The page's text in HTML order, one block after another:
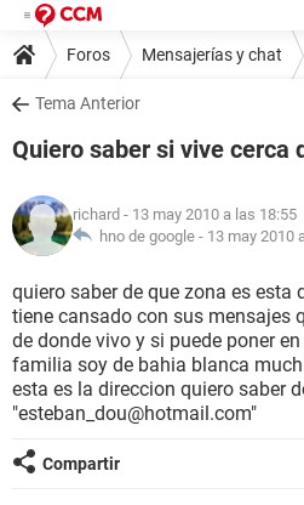
Foros Mensajerías y chat
Tema Anterior
Quiero saber si vive cerca
richard - 13 may 2010 a las 18:55
hno de google - 13 may 2010
quiero saber de que zona es esta
tiene cansado con sus mensajes
de donde vivo y si puede poner
familia soy de bahia blanca
esta es la direccion quiero saber
"esteban_dou@hotmail.com"
Compartir